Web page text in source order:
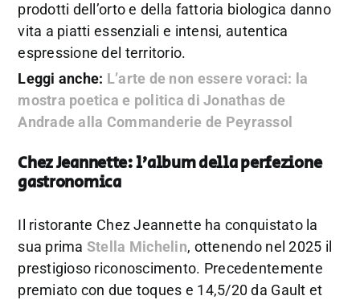
prodotti dell’orto e della fattoria biologica danno
vita a piatti essenziali e intensi, autentica
espressione del territorio.
Leggi anche: L’arte de non essere voraci: la
mostra poetica e politica di Jonathas de
Andrade alla Commanderie de Peyrassol
Chez Jeannette: l’album della perfezione
gastronomica
Il ristorante Chez Jeannette ha conquistato la
sua prima Stella Michelin, ottenendo nel 2025 il
prestigioso riconoscimento. Precedentemente
premiato con due toques e 14,5/20 da Gault et